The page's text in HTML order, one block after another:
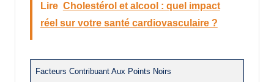
Lire Cholestérol et alcool : quel impact
réel sur votre santé cardiovasculaire ?
Facteurs Contribuant Aux Points Noirs